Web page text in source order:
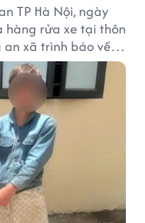
TP Hà Nội, ngày
hàng rửa xe tại thôn
an xã trình báo về
Wave. Trong cốp
khoảng 1,2 triệu